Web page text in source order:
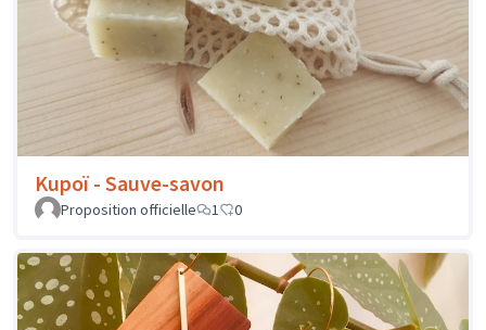
Kupoï - Sauve-savon
Proposition officielle 1 0